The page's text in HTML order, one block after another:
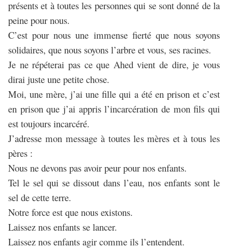
présents et à toutes les personnes qui se sont donné de la
peine pour nous.
C’est pour nous une immense fierté que nous soyons
solidaires, que nous soyons l’arbre et vous, ses racines.
Je ne répéterai pas ce que Ahed vient de dire, je vous
dirai juste une petite chose.
Moi, une mère, j’ai une fille qui a été en prison et c’est
en prison que j’ai appris l’incarcération de mon fils qui
est toujours incarcéré.
J’adresse mon message à toutes les mères et à tous les
pères :
Nous ne devons pas avoir peur pour nos enfants.
Tel le sel qui se dissout dans l’eau, nos enfants sont le
sel de cette terre.
Notre force est que nous existons.
Laissez nos enfants se lancer.
Laissez nos enfants agir comme ils l’entendent.